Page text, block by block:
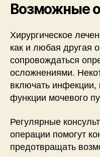
Возможные
Хирургическое
как и любая другая
сопровождаться
осложнениями.
включать инфекции,
функции мочевого
Регулярные
операции помогут
предотвращать